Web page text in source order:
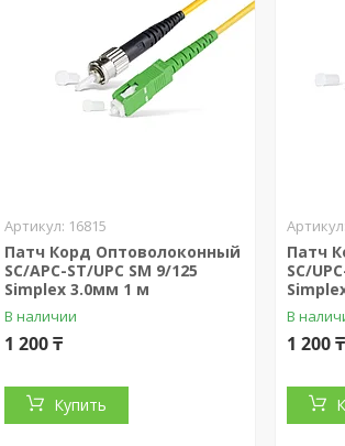
16815
Патч Корд Оптоволоконный
SC/APC-ST/UPC SM 9/125
Simplex 3.0мм 1 м
В наличии
1 200 ₸
Купить
Патч
SC/
В
1 200 ₸